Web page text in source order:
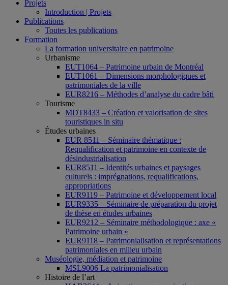
Projets
Introduction | Projets
Publications
Toutes les publications
Formation
La formation universitaire en patrimoine
Urbanisme
EUT1064 – Patrimoine urbain de Montréal
EUT1061 – Dimensions morphologiques et
patrimoniales de la ville
EUR8216 – Méthodes d’analyse du cadre bâti
Tourisme
MDT8433 – Création et valorisation de sites
touristiques in situ
Études urbaines
EUR 8511 – Séminaire thématique :
Requalification et patrimoine en contexte de
désindustrialisation
EUR8511 – Identités urbaines et paysages
culturels : imprégnations, requalifications,
appropriations
EUR9119 – Patrimoine et développement local
EUR9335 – Séminaire de préparation du projet
de thèse en études urbaines
EUR9212 – Séminaire méthodologique : axe «
Patrimoine urbain »
EUR9118 – Patrimonialisation et représentations
patrimoniales en milieu urbain
Muséologie, médiation et patrimoine
MSL9006 La patrimonialisation
Histoire de l’art